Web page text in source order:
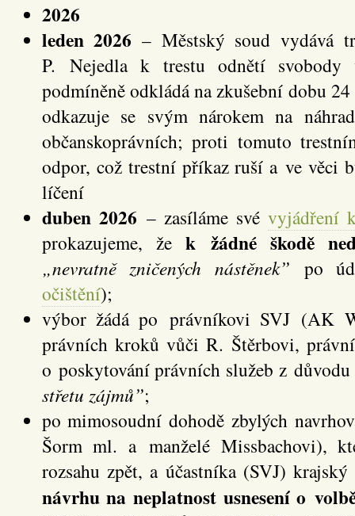
2026
leden 2026 – Městský soud vydává
P. Nejedla k trestu odnětí
podmíněně odkládá na zkušební dobu
odkazuje se svým nárokem na
občanskoprávních; proti tomuto
odpor, což trestní příkaz ruší a ve věci
líčení
duben 2026 – zasíláme svévyjádření
prokazujeme, že k žádné škodě
„nevratně zničených nástěnek” po
očištění);
výbor žádá po právníkovi SVJ (AK
právních kroků vůči R. Štěrbovi,
o poskytování právních služeb z důvodu
střetu zájmů”;
po mimosoudní dohodě zbylých
Šorm ml. a manželé Missbachovi),
rozsahu zpět, a účastníka (SVJ)
návrhu na neplatnost usnesení o